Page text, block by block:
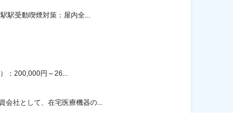
駅受動喫煙対策：屋内全...
：200,000円～26...
会社として、在宅医療機器の...